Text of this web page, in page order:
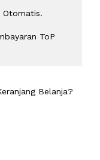
Otomatis.
ToP
Belanja?